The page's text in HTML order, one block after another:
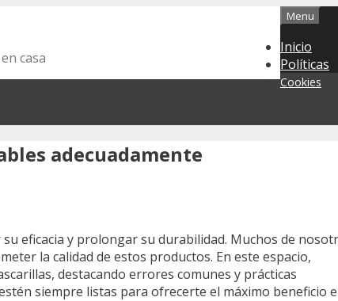
casa
Menu
Inicio
Políticas
Cookies
adecuadamente
eficacia y prolongar su durabilidad. Muchos de
la calidad de estos productos. En este espacio,
destacando errores comunes y prácticas
siempre listas para ofrecerte el máximo beneficio